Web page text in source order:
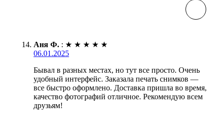
Аня Ф. : ★ ★ ★ ★ ★
06.01.2025
Бывал в разных местах, но тут все просто. Очень
удобный интерфейс. Заказала печать снимков —
все быстро оформлено. Доставка пришла во время,
качество фотографий отличное. Рекомендую всем
друзьям!